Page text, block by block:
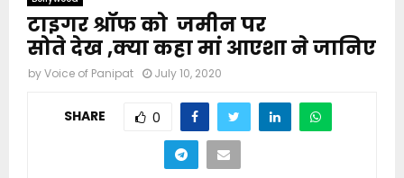
टाइगर श्रॉफ को जमीन पर
सोते देख ,क्या कहा मां आएशा ने जानिए
byVoice of Panipat July 10, 2020
SHARE 0